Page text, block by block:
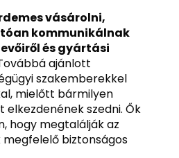
vásárolni,
kommunikálnak
és gyártási
ajánlott
szakemberekkel
mielőtt bármilyen
szedni. Ők
hogy megtalálják az
biztonságos